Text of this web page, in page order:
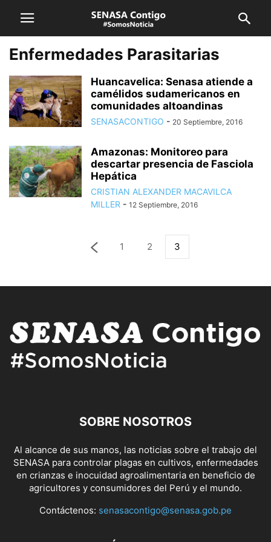
Enfermedades Parasitarias
Huancavelica: Senasa atiende a
camélidos sudamericanos en
comunidades altoandinas
SENASACONTIGO - 20 Septiembre, 2016
Amazonas: Monitoreo para
descartar presencia de Fasciola
Hepática
CRISTIAN ALEXANDER MACAVILCA
MILLER - 12 Septiembre, 2016
1 2 3
SOBRE NOSOTROS
Al alcance de sus manos, las noticias sobre el trabajo del
SENASA para controlar plagas en cultivos, enfermedades
en crianzas e inocuidad agroalimentaria en beneficio de
agricultores y consumidores del Perú y el mundo.
Contáctenos: senasacontigo@senasa.gob.pe